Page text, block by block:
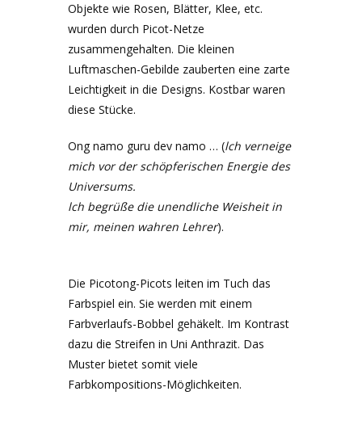
Objekte wie Rosen, Blätter, Klee, etc.
wurden durch Picot-Netze
zusammengehalten. Die kleinen
Luftmaschen-Gebilde zauberten eine zarte
Leichtigkeit in die Designs. Kostbar waren
diese Stücke.
Ong namo guru dev namo … (lch verneige
mich vor der schöpferischen Energie des
Universums.
lch begrüße die unendliche Weisheit in
mir, meinen wahren Lehrer).
Die Picotong-Picots leiten im Tuch das
Farbspiel ein. Sie werden mit einem
Farbverlaufs-Bobbel gehäkelt. Im Kontrast
dazu die Streifen in Uni Anthrazit. Das
Muster bietet somit viele
Farbkompositions-Möglichkeiten.